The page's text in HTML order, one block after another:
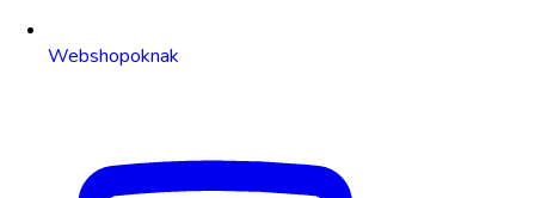
Webshopoknak